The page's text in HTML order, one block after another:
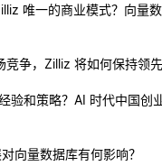
唯一的商业模式？向量
竞争，Zilliz 将如何保持领
验和策略？AI 时代中国创
向量数据库有何影响？